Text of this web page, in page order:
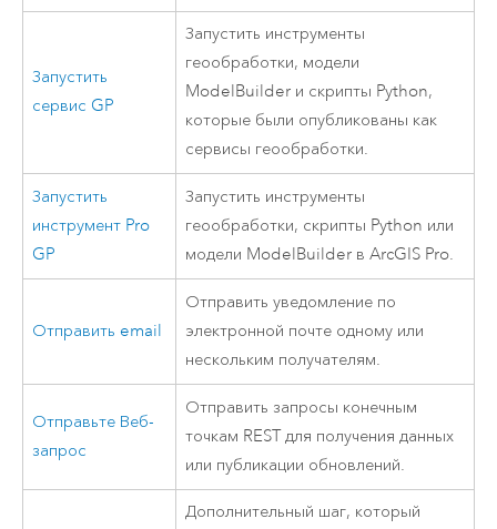
Запустить
сервис GP
Запустить инструменты
геообработки, модели
ModelBuilder и скрипты Python,
которые были опубликованы как
сервисы геообработки.
Запустить
инструмент Pro
GP
Запустить инструменты
геообработки, скрипты Python или
модели ModelBuilder вArcGIS Pro.
Отправить email
Отправить уведомление по
электронной почте одному или
нескольким получателям.
Отправьте Веб-
запрос
Отправить запросы конечным
точкам REST для получения данных
или публикации обновлений.
Дополнительный шаг, который